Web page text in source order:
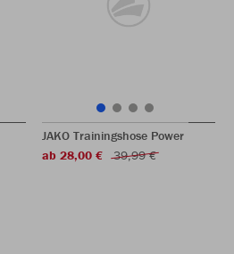
JAKO Trainingshose Power
ab 28,00 €
39,99 €